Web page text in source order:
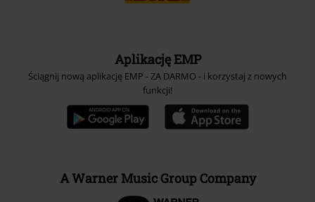
Aplikację EMP
Ściągnij nową aplikację EMP - ZA DARMO - i korzystaj z nowych
funkcji!
A Warner Music Group Company